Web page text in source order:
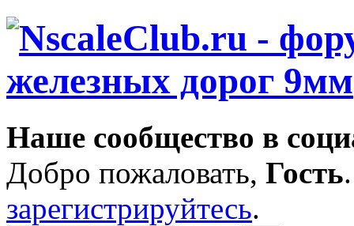
Наше сообщество в
Добро пожаловать, Гость
зарегистрируйтесь.